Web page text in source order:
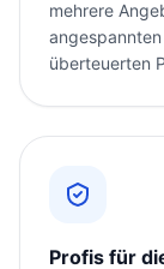
mehrere
überteuerten
Profis für